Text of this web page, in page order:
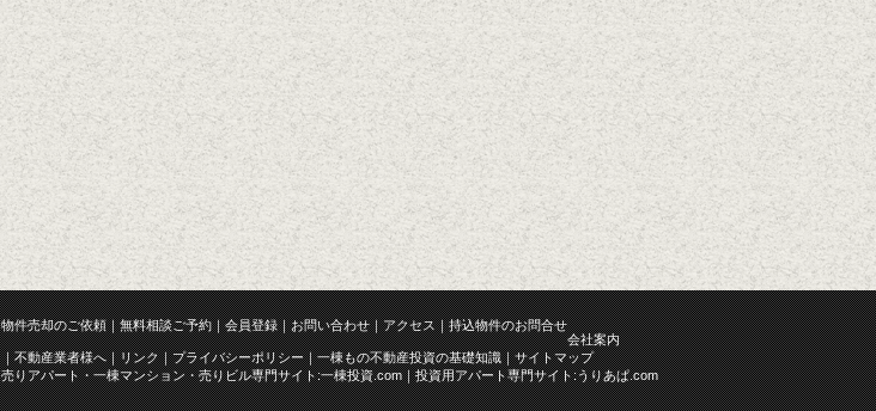
物件売却のご依頼 無料相談ご予約 会員登録 お問い合わせ アクセス
持込物件のお問合せ
会社案内
不動産業者様へ
リンク プライバシーポリシー 一棟もの不動産投資の基礎知識
サイトマップ
売りアパート・一棟マンション・売りビル専門サイト:一棟投資.com
投資用アパート専門サイト:うりあぱ.com